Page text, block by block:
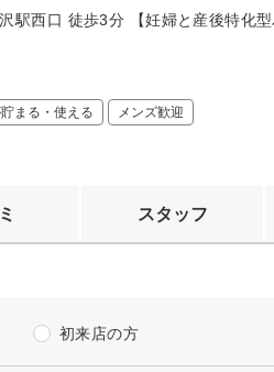
駅西口 徒歩3分 【妊婦と産後特化
まる・使える メンズ歓迎
スタッフ
初来店の方